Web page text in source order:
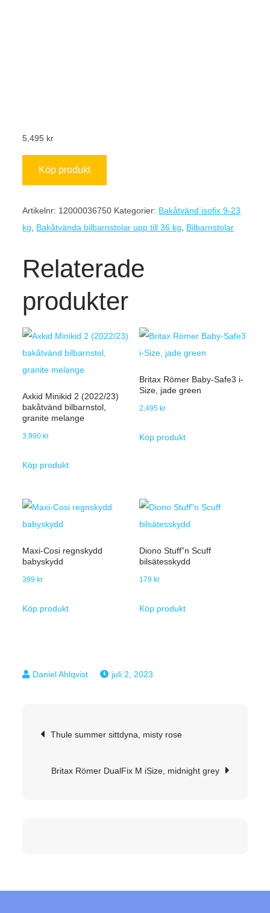
5,495 kr
Köp produkt
Artikelnr: 12000036750 Kategorier: Bakåtvänd isofix 9-23
kg
Bakåtvända bilbarnstolar upp till 36 kg Bilbarnstolar
Relaterade
produkter
Axkid Minikid 2 (2022/23)
bakåtvänd bilbarnstol,
granite melange
3,990 kr
Köp produkt
Britax Römer Baby-Safe3 i-
Size, jade green
2,495 kr
Köp produkt
Maxi-Cosi regnskydd
babyskydd
399 kr
Köp produkt
Diono Stuff”n Scuff
bilsätesskydd
179 kr
Köp produkt
juli 2, 2023
Inläggsnavigering
Thule summer sittdyna, misty rose
Britax Römer DualFix M iSize, midnight grey